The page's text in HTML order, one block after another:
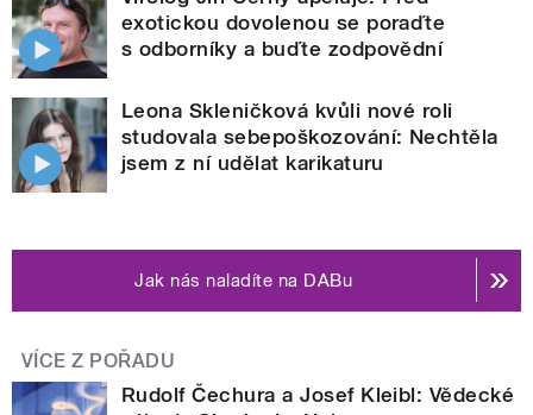
exotickou dovolenou se poraďte
s odborníky a buďte zodpovědní
Leona Skleničková kvůli nové roli
studovala sebepoškozování: Nechtěla
jsem z ní udělat karikaturu
Jak nás naladíte na DABu
VÍCE Z POŘADU
Rudolf Čechura a Josef Kleibl: Vědecké